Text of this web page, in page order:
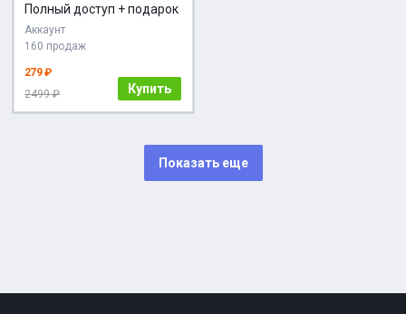
Полный доступ + подарок
Аккаунт
160 продаж
279 ₽
2499 ₽
Купить
Показать еще